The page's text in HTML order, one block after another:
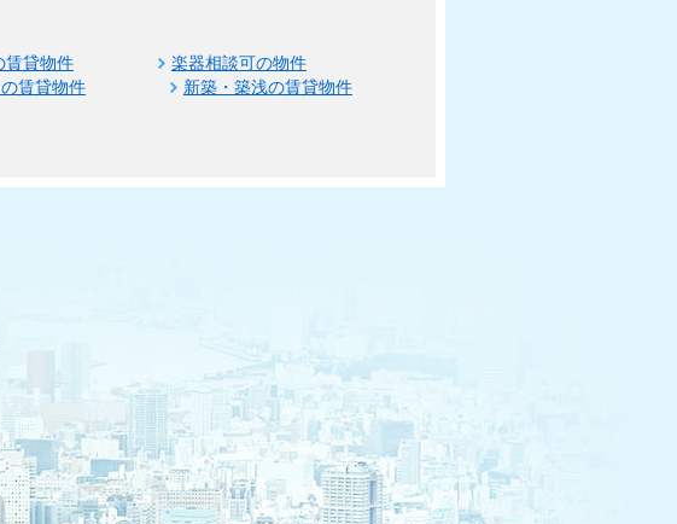
賃貸物件
楽器相談可の物件
賃貸物件
新築・築浅の賃貸物件